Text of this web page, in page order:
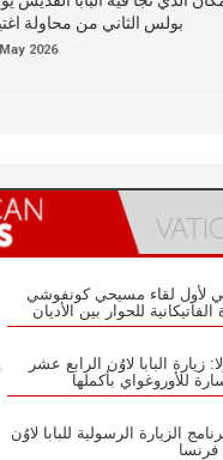
بولس الثاني من محاولة
2026
لأول لقاء مسيحي كونفوشي
للحوار بين الأديان
زيارة البابا لاوُن الرابع عشر
للأوروغواي بأكملها
الزيارة الرسولية للبابا لاوُن
فرنسا